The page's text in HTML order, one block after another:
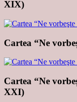
XIX)
Cartea “Ne
Cartea “Ne
XXI)